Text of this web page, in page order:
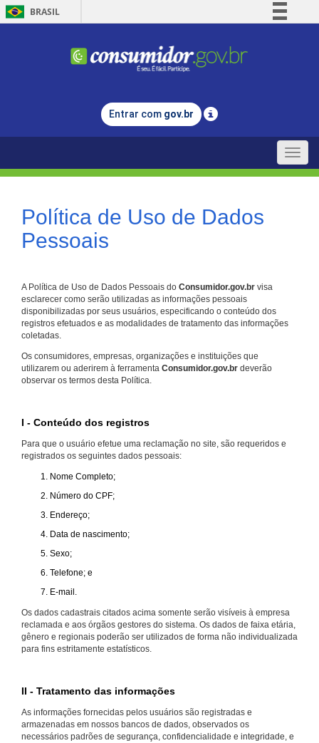
BRASIL
Comunica BR
Legislação
Entrar com gov.br
Toggle
Política de Uso de Dados
Pessoais
A Política de Uso de Dados Pessoais do Consumidor.gov.br visa
esclarecer como serão utilizadas as informações pessoais
disponibilizadas por seus usuários, especificando o conteúdo dos
registros efetuados e as modalidades de tratamento das informações
coletadas.
Os consumidores, empresas, organizações e instituições que
utilizarem ou aderirem à ferramenta Consumidor.gov.br deverão
observar os termos desta Política.
I - Conteúdo dos registros
Para que o usuário efetue uma reclamação no site, são requeridos e
registrados os seguintes dados pessoais:
Nome Completo;
Número do CPF;
Endereço;
Data de nascimento;
Sexo;
Telefone; e
E-mail.
Os dados cadastrais citados acima somente serão visíveis à empresa
reclamada e aos órgãos gestores do sistema. Os dados de faixa etária,
gênero e regionais poderão ser utilizados de forma não individualizada
para fins estritamente estatísticos.
II - Tratamento das informações
As informações fornecidas pelos usuários são registradas e
armazenadas em nossos bancos de dados, observados os
necessários padrões de segurança, confidencialidade e integridade, e